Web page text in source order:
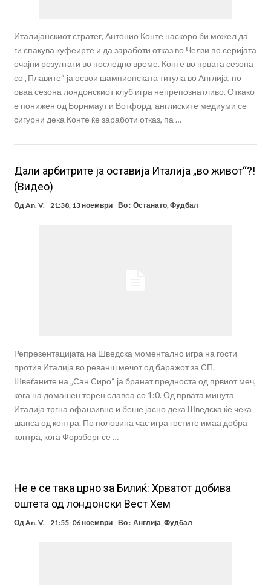
Италијанскиот стратег, Антонио Конте наскоро би можел да
ги спакува куфеирте и да заработи отказ во Челзи по серијата
очајни резултати во последно време. Конте во првата сезона
со „Плавите“ ја освои шампионската титула во Англија, но
оваа сезона лондонскиот клуб игра непрепознатливо. Откако
е понижен од Борнмаут и Вотфорд, англиските медиуми се
сигурни дека Конте ќе заработи отказ, па …
Дали арбитрите ја оставија Италија „во живот“?!
(Видео)
ОдAn. V. 21:38, 13 ноември Во : Останато,Фудбал
Репрезентацијата на Шведска моментално игра на гости
против Италија во реванш мечот од баражот за СП.
Швеѓаните на „Сан Сиро“ ја бранат предноста од првиот меч,
кога на домашен терен славеа со 1:0. Од првата минута
Италија тргна офанзивно и беше јасно дека Шведска ќе чека
шанса од контра. По половина час игра гостите имаа добра
контра, кога Форзберг се …
Не е се така црно за Билиќ: Хрватот добива
оштета од лондонски Вест Хем
Од An. V. 21:55, 06 ноември Во : Англија Фудбал